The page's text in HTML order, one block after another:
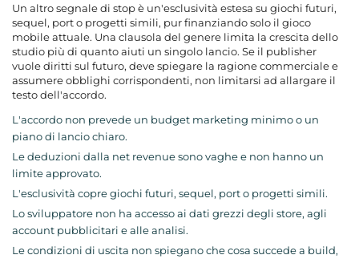
Un altro segnale di stop è un'esclusività estesa su giochi futuri,
sequel, port o progetti simili, pur finanziando solo il gioco
mobile attuale. Una clausola del genere limita la crescita dello
studio più di quanto aiuti un singolo lancio. Se il publisher
vuole diritti sul futuro, deve spiegare la ragione commerciale e
assumere obblighi corrispondenti, non limitarsi ad allargare il
testo dell'accordo.
L'accordo non prevede un budget marketing minimo o un
piano di lancio chiaro.
Le deduzioni dalla net revenue sono vaghe e non hanno un
limite approvato.
L'esclusività copre giochi futuri, sequel, port o progetti simili.
Lo sviluppatore non ha accesso ai dati grezzi degli store, agli
account pubblicitari e alle analisi.
Le condizioni di uscita non spiegano che cosa succede a build,